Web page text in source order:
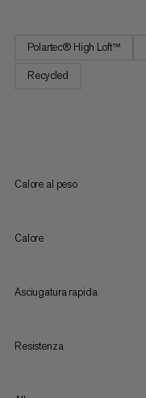
Polartec® High Loft™
Recycled
Calore al peso
Calore
Asciugatura rapida
Resistenza